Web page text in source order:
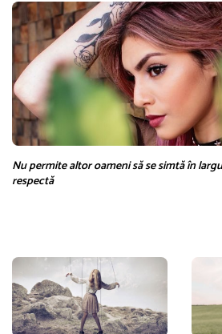
Nu permite altor oameni să se simtă în
respectă